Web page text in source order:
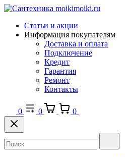
Статьи и акции
Информация покупателям
Доставка и оплата
Подключение
Кредит
Гарантия
Ремонт
Контакты
0 0 0